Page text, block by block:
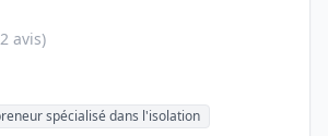
avis)
spécialisé dans l'isolation